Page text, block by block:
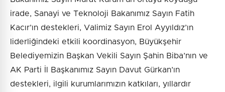
irade, Sanayi ve Teknoloji Bakanımız Sayın Fatih
Kacır’ın destekleri, Valimiz Sayın Erol Ayyıldız’ın
liderliğindeki etkili koordinasyon, Büyükşehir
Belediyemizin Başkan Vekili Sayın Şahin Biba’nın ve
AK Parti İl Başkanımız Sayın Davut Gürkan’ın
destekleri, ilgili kurumlarımızın katkıları, yıllardır